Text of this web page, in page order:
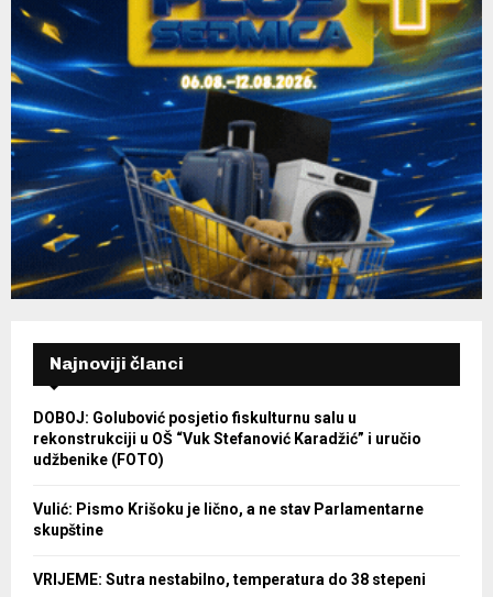
Najnoviji članci
DOBOJ: Golubović posjetio fiskulturnu salu u
rekonstrukciji u OŠ “Vuk Stefanović Karadžić” i uručio
udžbenike (FOTO)
Vulić: Pismo Krišoku je lično, a ne stav Parlamentarne
skupštine
VRIJEME: Sutra nestabilno, temperatura do 38 stepeni